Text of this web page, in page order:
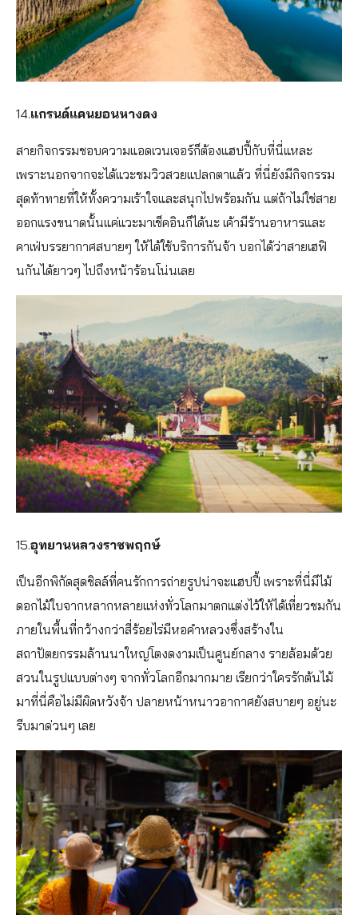
14.แกรนด์แคนยอนหางดง
สายกิจกรรมชอบความแอดเวนเจอร์ก็ต้องแฮปปี้กับที่นี่แหละ
เพราะนอกจากจะได้แวะชมวิวสวยแปลกตาแล้ว ที่นี่ยังมีกิจกรรม
สุดท้าทายที่ให้ทั้งความเร้าใจและสนุกไปพร้อมกัน แต่ถ้าไม่ใช่สาย
ออกแรงขนาดนั้นแค่แวะมาเช็คอินก็ได้นะ เค้ามีร้านอาหารและ
คาเฟ่บรรยากาศสบายๆ ให้ได้ใช้บริการกันจ้า บอกได้ว่าสายเฮฟิ
นกันได้ยาวๆ ไปถึงหน้าร้อนโน่นเลย
15.อุทยานหลวงราชพฤกษ์
เป็นอีกพิกัดสุดชิลล์ที่คนรักการถ่ายรูปน่าจะแฮปปี้ เพราะที่นี่มีไม้
ดอกไม้ใบจากหลากหลายแห่งทั่วโลกมาตกแต่งไว้ให้ได้เที่ยวชมกัน
ภายในพื้นที่กว้างกว่าสี่ร้อยไร่มีหอคำหลวงซึ่งสร้างใน
สถาปัตยกรรมล้านนาใหญ่โตงดงามเป็นศูนย์กลาง รายล้อมด้วย
สวนในรูปแบบต่างๆ จากทั่วโลกอีกมากมาย เรียกว่าใครรักต้นไม้
มาที่นี่คือไม่มีผิดหวังจ้า ปลายหน้าหนาวอากาศยังสบายๆ อยู่นะ
รีบมาด่วนๆ เลย